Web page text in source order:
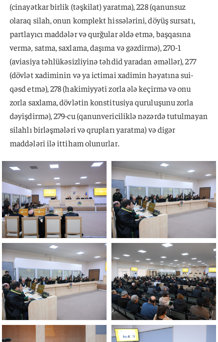
(cinayətkar birlik (təşkilat) yaratma), 228 (qanunsuz
olaraq silah, onun komplekt hissələrini, döyüş sursatı,
partlayıcı maddələr və qurğular əldə etmə, başqasına
vermə, satma, saxlama, daşıma və gəzdirmə), 270-1
(aviasiya təhlükəsizliyinə təhdid yaradan əməllər), 277
(dövlət xadiminin və ya ictimai xadimin həyatına sui-
qəsd etmə), 278 (hakimiyyəti zorla ələ keçirmə və onu
zorla saxlama, dövlətin konstitusiya quruluşunu zorla
dəyişdirmə), 279-cu (qanunvericiliklə nəzərdə tutulmayan
silahlı birləşmələri və qrupları yaratma) və digər
maddələri ilə ittiham olunurlar.